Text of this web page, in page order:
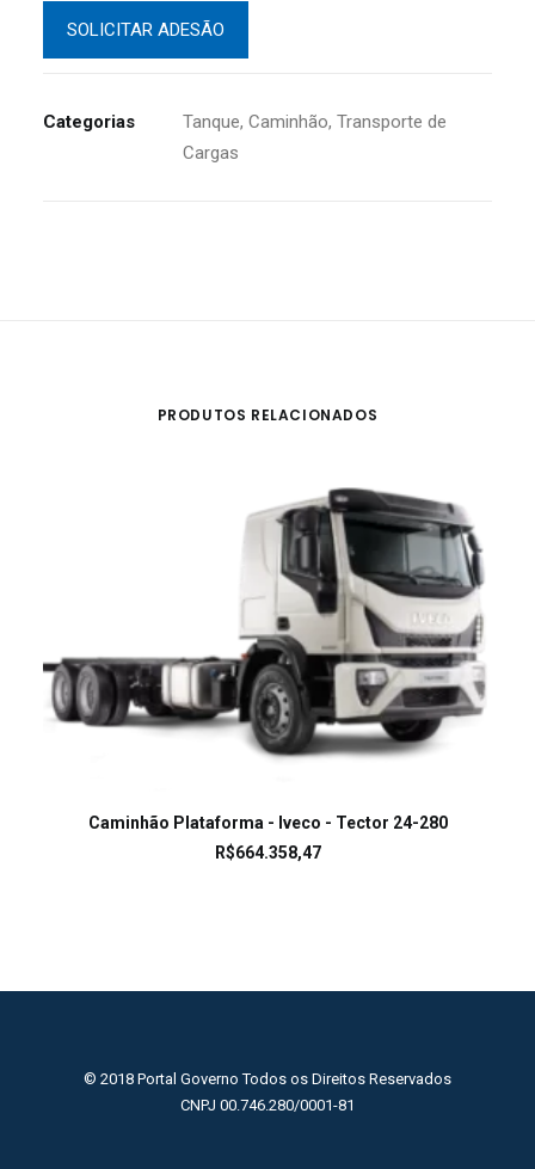
SOLICITAR ADESÃO
Categorias Tanque, Caminhão, Transporte de
Cargas
PRODUTOS RELACIONADOS
LEIA MAIS
Caminhão Plataforma - Iveco - Tector 24-280
R$664.358,47
© 2018 Portal Governo Todos os Direitos Reservados
CNPJ 00.746.280/0001-81